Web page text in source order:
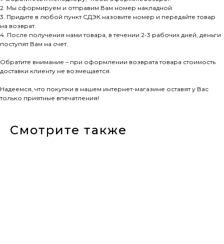
2. Мы сформируем и отправим Вам номер накладной.
3. Придите в любой пункт СДЭК назовите номер и передайте товар
на возврат.
4. После получения нами товара, в течении 2-3 рабочих дней, деньги
поступят Вам на счет.
Обратите внимание – при оформлении возврата товара стоимость
доставки клиенту не возмещается.
Надеемся, что покупки в нашем интернет-магазине оставят у Вас
только приятные впечатления!
Смотрите также